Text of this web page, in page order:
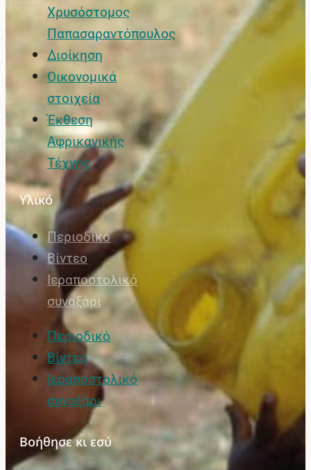
Χρυσόστομος
Παπασαραντόπουλος
Διοίκηση
Οικονομικά
στοιχεία
Έκθεση
Αφρικανικής
Τέχνης
Υλικό
Περιοδικό
Βίντεο
Ιεραποστολικό
συναξάρι
Περιοδικό
Βίντεο
Ιεραποστολικό
συναξάρι
Βοήθησε κι εσύ